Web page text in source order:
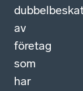
av
företag
som
har